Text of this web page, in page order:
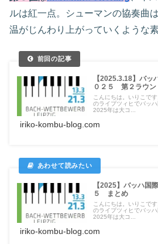
ルは紅一点。シューマンの協奏曲
温がじんわり上がっていくような
【2025.3.18】バ
０２５ 第２ラウ
こんにちは。いりこで
のライプツィヒでバッ
2025年は大コ...
iriko-kombu-blog.com
【2025】バッハ国
５ まとめ
こんにちは。いりこで
のライプツィヒでバッ
2025年は大コ...
iriko-kombu-blog.com